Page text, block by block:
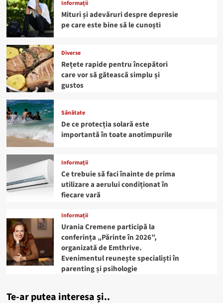
Informații
Mituri și adevăruri despre depresie
pe care este bine să le cunoști
Diverse
Rețete rapide pentru începători
care vor să gătească simplu și
gustos
Sănătate
De ce protecția solară este
importantă în toate anotimpurile
Informații
Ce trebuie să faci înainte de prima
utilizare a aerului condiționat în
fiecare vară
Informații
Urania Cremene participă la
conferința „Părinte în 2026”,
organizată de Emthrive.
Evenimentul reunește specialiști în
parenting și psihologie
Te-ar putea interesa și..